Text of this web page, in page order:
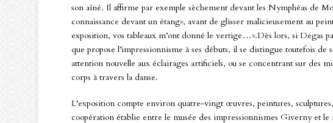
son aîné. Il affirme par exemple sèchement devant les Nymphéas de
connaissance devant un étang», avant de glisser malicieusement au
exposition, vos tableaux m’ont donné le vertige…».Dès lors, si Degas
que propose l’impressionnisme à ses débuts, il se distingue toutefois de
attention nouvelle aux éclairages artificiels, ou se concentrant sur des
corps à travers la danse.
L’exposition compte environ quatre-vingt œuvres, peintures,
coopération établie entre le musée des impressionnismes Giverny et